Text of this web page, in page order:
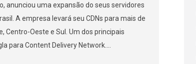
anunciou uma expansão do seus servidores
A empresa levará seu CDNs para mais de
Centro-Oeste e Sul. Um dos principais
para Content Delivery Network.…